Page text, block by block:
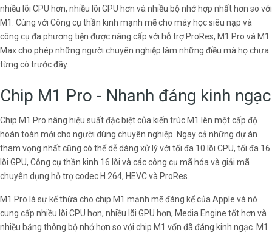
nhiều lõi CPU hơn, nhiều lõi GPU hơn và nhiều bộ nhớ hợp nhất hơn so với
M1. Cùng với Công cụ thần kinh mạnh mẽ cho máy học siêu nạp và
công cụ đa phương tiện được nâng cấp với hỗ trợ ProRes, M1 Pro và M1
Max cho phép những người chuyên nghiệp làm những điều mà họ chưa
từng có trước đây.
Chip M1 Pro - Nhanh đáng kinh ngạc
Chip M1 Pro nâng hiệu suất đặc biệt của kiến trúc M1 lên một cấp độ
hoàn toàn mới cho người dùng chuyên nghiệp. Ngay cả những dự án
tham vọng nhất cũng có thể dễ dàng xử lý với tối đa 10 lõi CPU, tối đa 16
lõi GPU, Công cụ thần kinh 16 lõi và các công cụ mã hóa và giải mã
chuyên dụng hỗ trợ codec H.264, HEVC và ProRes.
M1 Pro là sự kế thừa cho chip M1 mạnh mẽ đáng kể của Apple và nó
cung cấp nhiều lõi CPU hơn, nhiều lõi GPU hơn, Media Engine tốt hơn và
nhiều băng thông bộ nhớ hơn so với chip M1 vốn đã đáng kinh ngạc. M1